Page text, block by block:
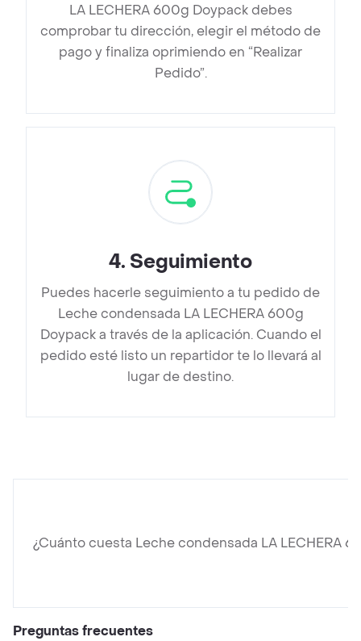
LA LECHERA 600g Doypack debes
comprobar tu dirección, elegir el método de
pago y finaliza oprimiendo en “Realizar
Pedido”.
4. Seguimiento
Puedes hacerle seguimiento a tu pedido de
Leche condensada LA LECHERA 600g
Doypack a través de la aplicación. Cuando el
pedido esté listo un repartidor te lo llevará al
lugar de destino.
¿Cuánto cuesta Leche condensada LA LECHERA
Preguntas frecuentes